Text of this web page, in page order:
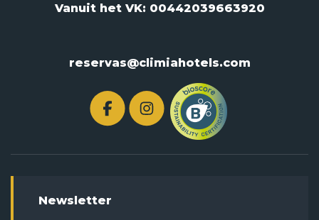
Vanuit het VK: 00442039663920
reservas@climiahotels.com
Newsletter